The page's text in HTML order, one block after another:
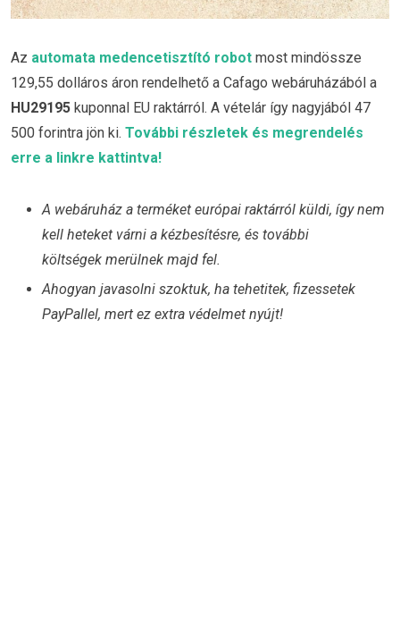
Az automata medencetisztító robot most mindössze
129,55 dolláros áron rendelhető a Cafago webáruházából a
HU29195 kuponnal EU raktárról. A vételár így nagyjából 47
500 forintra jön ki. További részletek és megrendelés
erre a linkre kattintva!
A webáruház a terméket európai raktárról küldi, így nem
kell heteket várni a kézbesítésre, és további
költségek merülnek majd fel.
Ahogyan javasolni szoktuk, ha tehetitek, fizessetek
PayPallel, mert ez extra védelmet nyújt!